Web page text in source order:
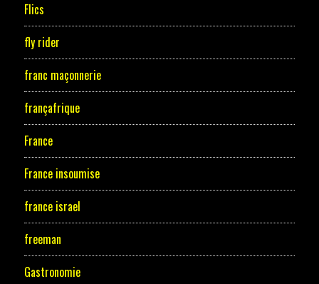
Flics
fly rider
franc maçonnerie
françafrique
France
France insoumise
france israel
freeman
Gastronomie